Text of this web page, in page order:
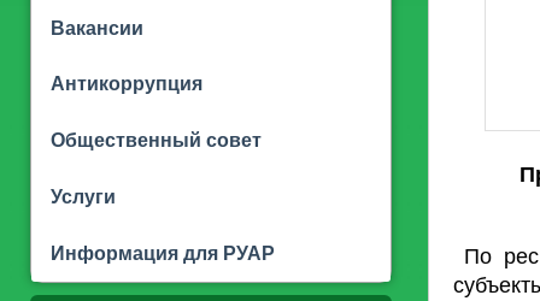
Вакансии
Антикоррупция
Общественный совет
Услуги
Информация для РУАР
По